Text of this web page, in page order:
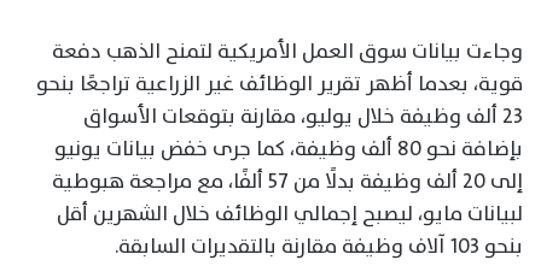
وجاءت بيانات سوق العمل الأمريكية لتمنح الذهب دفعة
قوية، بعدما أظهر تقرير الوظائف غير الزراعية تراجعًا بنحو
23 ألف وظيفة خلال يوليو، مقارنة بتوقعات الأسواق
بإضافة نحو 80 ألف وظيفة، كما جرى خفض بيانات يونيو
إلى 20 ألف وظيفة بدلًا من 57 ألفًا، مع مراجعة هبوطية
لبيانات مايو، ليصبح إجمالي الوظائف خلال الشهرين أقل
بنحو 103 آلاف وظيفة مقارنة بالتقديرات السابقة.